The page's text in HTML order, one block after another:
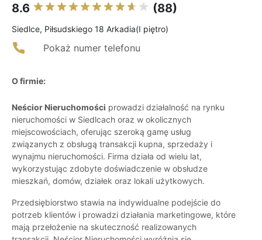
8.6 (88)
Siedlce, Piłsudskiego 18 Arkadia(I piętro)
Pokaż numer telefonu
O firmie:
Neścior Nieruchomości prowadzi działalność na rynku
nieruchomości w Siedlcach oraz w okolicznych
miejscowościach, oferując szeroką gamę usług
związanych z obsługą transakcji kupna, sprzedaży i
wynajmu nieruchomości. Firma działa od wielu lat,
wykorzystując zdobyte doświadczenie w obsłudze
mieszkań, domów, działek oraz lokali użytkowych.
Przedsiębiorstwo stawia na indywidualne podejście do
potrzeb klientów i prowadzi działania marketingowe, które
mają przełożenie na skuteczność realizowanych